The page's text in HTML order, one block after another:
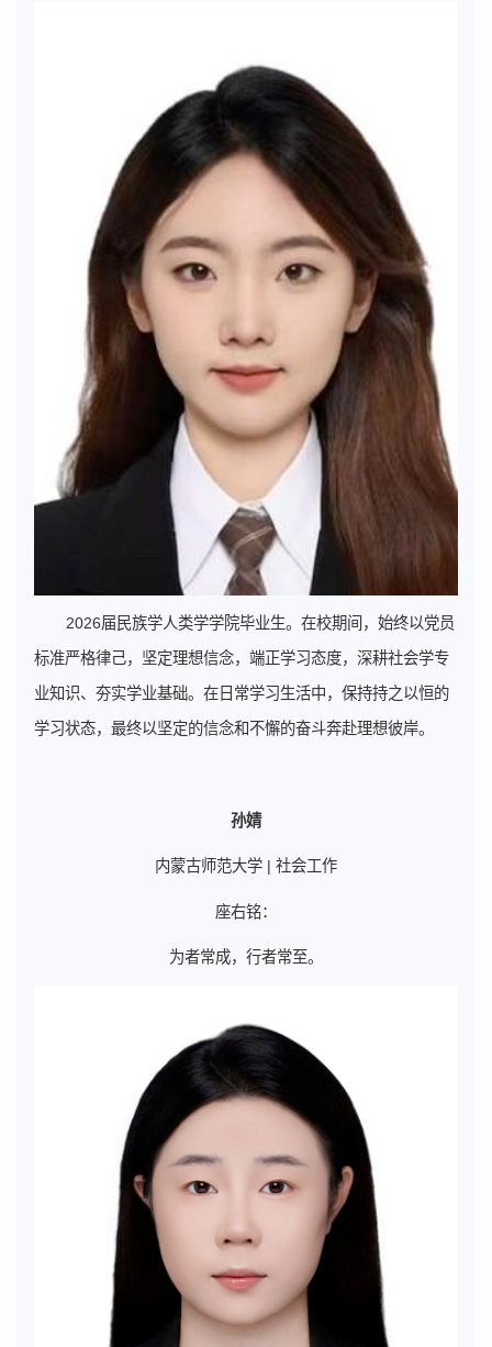
2026届民族学人类学学院毕业生。在校期间，始终以党员
标准严格律己，坚定理想信念，端正学习态度，深耕社会学专
业知识、夯实学业基础。在日常学习生活中，保持持之以恒的
学习状态，最终以坚定的信念和不懈的奋斗奔赴理想彼岸。
孙婧
内蒙古师范大学 | 社会工作
座右铭：
为者常成，行者常至。